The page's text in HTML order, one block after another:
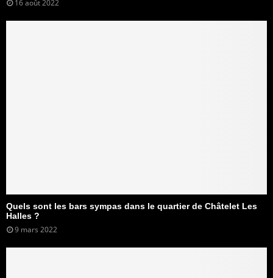
16 août 2022
Quels sont les bars sympas dans le quartier de Châtelet Les
Halles ?
9 mars 2022